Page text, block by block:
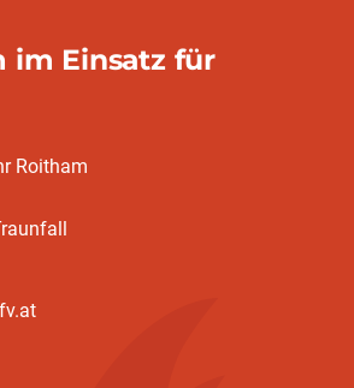
im Einsatz für
Roitham